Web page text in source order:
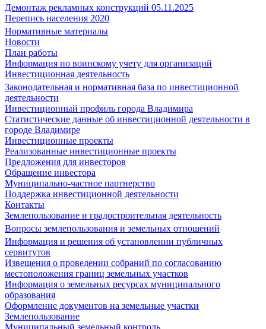
Демонтаж рекламных конструкций 05.11.2025
Перепись населения 2020
Нормативные материалы
Новости
План работы
Информация по воинскому учету для организаций
Инвестиционная деятельность
Законодательная и нормативная база по инвестиционной
деятельности
Инвестиционный профиль города Владимира
Статистические данные об инвестиционной деятельности в
городе Владимире
Инвестиционные проекты
Реализованные инвестиционные проекты
Предложения для инвесторов
Обращение инвестора
Муниципально-частное партнерство
Поддержка инвестиционной деятельности
Контакты
Землепользование и градостроительная деятельность
Вопросы землепользования и земельных отношений
Информация и решения об установлении публичных
сервитутов
Извещения о проведении собраний по согласованию
местоположения границ земельных участков
Информация о земельных ресурсах муниципального
образования
Оформление документов на земельные участки
Землепользование
Муниципальный земельный контроль